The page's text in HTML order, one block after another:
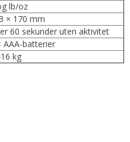
lb/oz
× 170 mm
60 sekunder uten aktivitet
AAA-batterier
kg